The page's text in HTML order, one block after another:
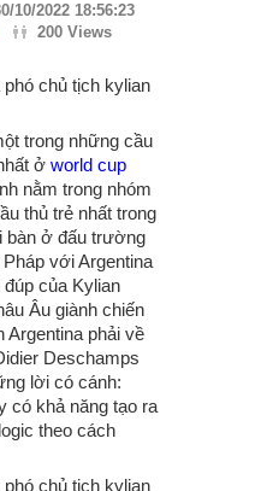
10/2022 18:56:23
200 Views
trong những cầu
ở world cup
nằm trong nhóm
thủ trẻ nhất trong
bàn ở đấu trường
với Argentina
của Kylian
Âu giành chiến
Argentina phải về
Deschamps
lời có cánh:
có khả năng tạo ra
theo cách